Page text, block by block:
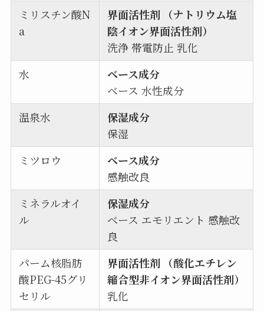
ミリスチン酸N
a
界面活性剤 （ナトリウム塩
陰イオン界面活性剤）
洗浄 帯電防止 乳化
水
ベース成分
ベース 水性成分
温泉水
保湿成分
保湿
ミツロウ
ベース成分
感触改良
ミネラルオイ
ル
保湿成分
ベース エモリエント 感触改
良
パーム核脂肪
酸PEG-45グリ
セリル
界面活性剤 （酸化エチレン
縮合型非イオン界面活性剤）
乳化